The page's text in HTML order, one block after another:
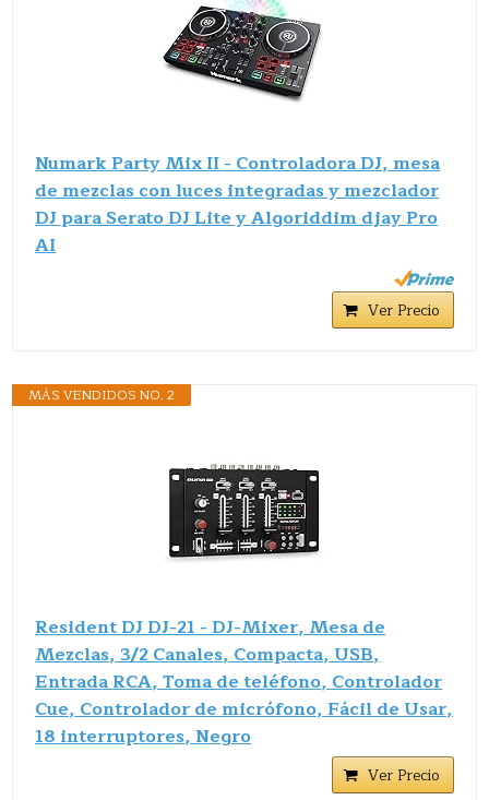
Numark Party Mix II - Controladora DJ, mesa
de mezclas con luces integradas y mezclador
DJ para Serato DJ Lite y Algoriddim djay Pro
AI
Ver Precio
MÁS VENDIDOS NO. 2
Resident DJ DJ-21 - DJ-Mixer, Mesa de
Mezclas, 3/2 Canales, Compacta, USB,
Entrada RCA, Toma de teléfono, Controlador
Cue, Controlador de micrófono, Fácil de Usar,
18 interruptores, Negro
Ver Precio